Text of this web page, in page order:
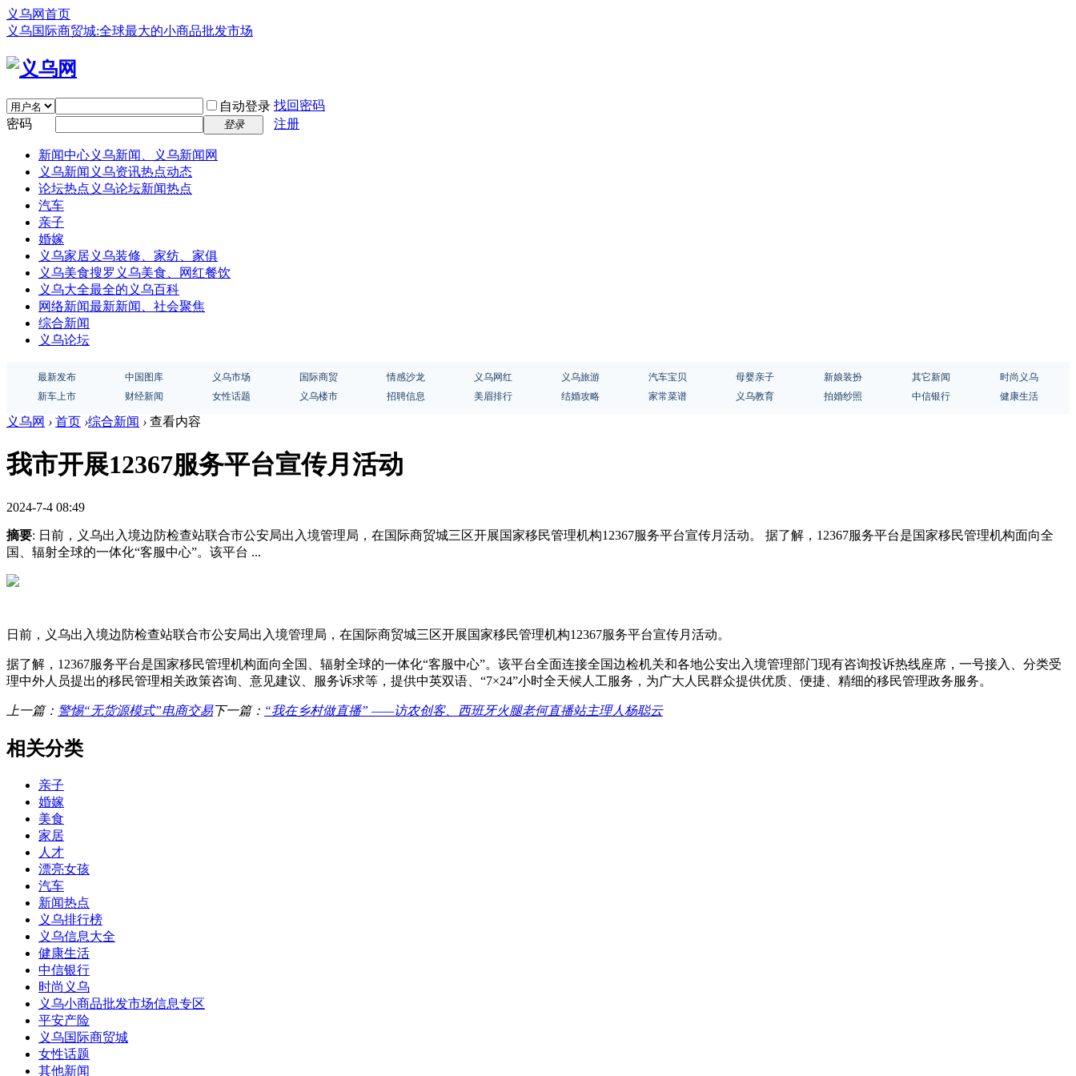
义乌网首页
义乌国际商贸城:全球最大的小商品批发市场
自动登录 找回密码
密码
登录 注册
新闻中心义乌新闻、义乌新闻网
义乌新闻 义乌资讯热点动态
论坛热点 义乌论坛新闻热点
汽车
亲子
婚嫁
义乌家居义乌装修、家纺、家俱
义乌美食搜罗义乌美食、网红餐饮
义乌大全最全的义乌百科
网络新闻最新新闻、社会聚焦
综合新闻
义乌论坛
最新发布 中国图库 义乌市场 国际商贸 情感沙龙 义乌网红 义乌旅游 汽车宝贝 母婴亲子 新娘装扮 其它新闻
时尚义乌
新车上市
财经新闻 女性话题 义乌楼市 招聘信息 美眉排行 结婚攻略 家常菜谱 义乌教育 拍婚纱照 中信银行 健康生活
义乌网 › 首页 ›综合新闻 › 查看内容
我市开展12367服务平台宣传月活动
2024-7-4 08:49
摘要: 日前，义乌出入境边防检查站联合市公安局出入境管理局，在国际商贸城三区开展国家移民管理机构12367服务平台宣传月活动。 据了解，12367服务平台是国家移民管理机构面向全
国、辐射全球的一体化“客服中心”。该平台 ...
日前，义乌出入境边防检查站联合市公安局出入境管理局，在国际商贸城三区开展国家移民管理机构12367服务平台宣传月活动。
据了解，12367服务平台是国家移民管理机构面向全国、辐射全球的一体化“客服中心”。该平台全面连接全国边检机关和各地公安出入境管理部门现有咨询投诉热线座席，一号接入、分类受
理中外人员提出的移民管理相关政策咨询、意见建议、服务诉求等，提供中英双语、“7×24”小时全天候人工服务，为广大人民群众提供优质、便捷、精细的移民管理政务服务。
上一篇： 警惕“无货源模式”电商交易下一篇： “我在乡村做直播” ——访农创客、西班牙火腿老何直播站主理人杨聪云
相关分类
亲子
婚嫁
美食
家居
人才
漂亮女孩
汽车
新闻热点
义乌排行榜
义乌信息大全
健康生活
中信银行
时尚义乌
义乌小商品批发市场信息专区
平安产险
义乌国际商贸城
女性话题
其他新闻